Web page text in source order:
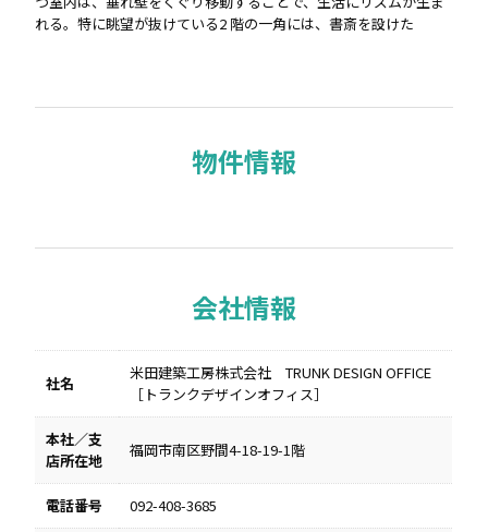
れる。特に眺望が抜けている2 階の一角には、書斎を設けた
物件情報
会社情報
社名
米田建築工房株式会社 TRUNK DESIGN OFFICE
［トランクデザインオフィス］
本社／支
店所在地
福岡市南区野間4-18-19-1階
電話番号 092-408-3685